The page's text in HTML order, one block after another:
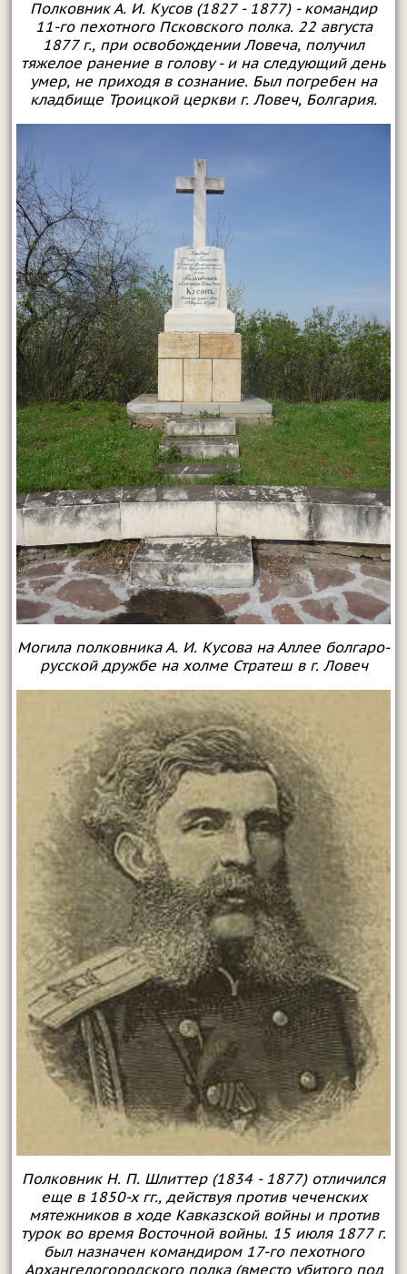
Полковник А. И. Кусов (1827 - 1877) - командир
11-го пехотного Псковского полка. 22 августа
1877 г., при освобождении Ловеча, получил
тяжелое ранение в голову - и на следующий день
умер, не приходя в сознание. Был погребен на
кладбище Троицкой церкви г. Ловеч, Болгария.
Могила полковника А. И. Кусова на Аллее болгаро-
русской дружбе на холме Стратеш в г. Ловеч
Полковник Н. П. Шлиттер (1834 - 1877) отличился
еще в 1850-х гг., действуя против чеченских
мятежников в ходе Кавказской войны и против
турок во время Восточной войны. 15 июля 1877 г.
был назначен командиром 17-го пехотного
Архангелогородского полка (вместо убитого под